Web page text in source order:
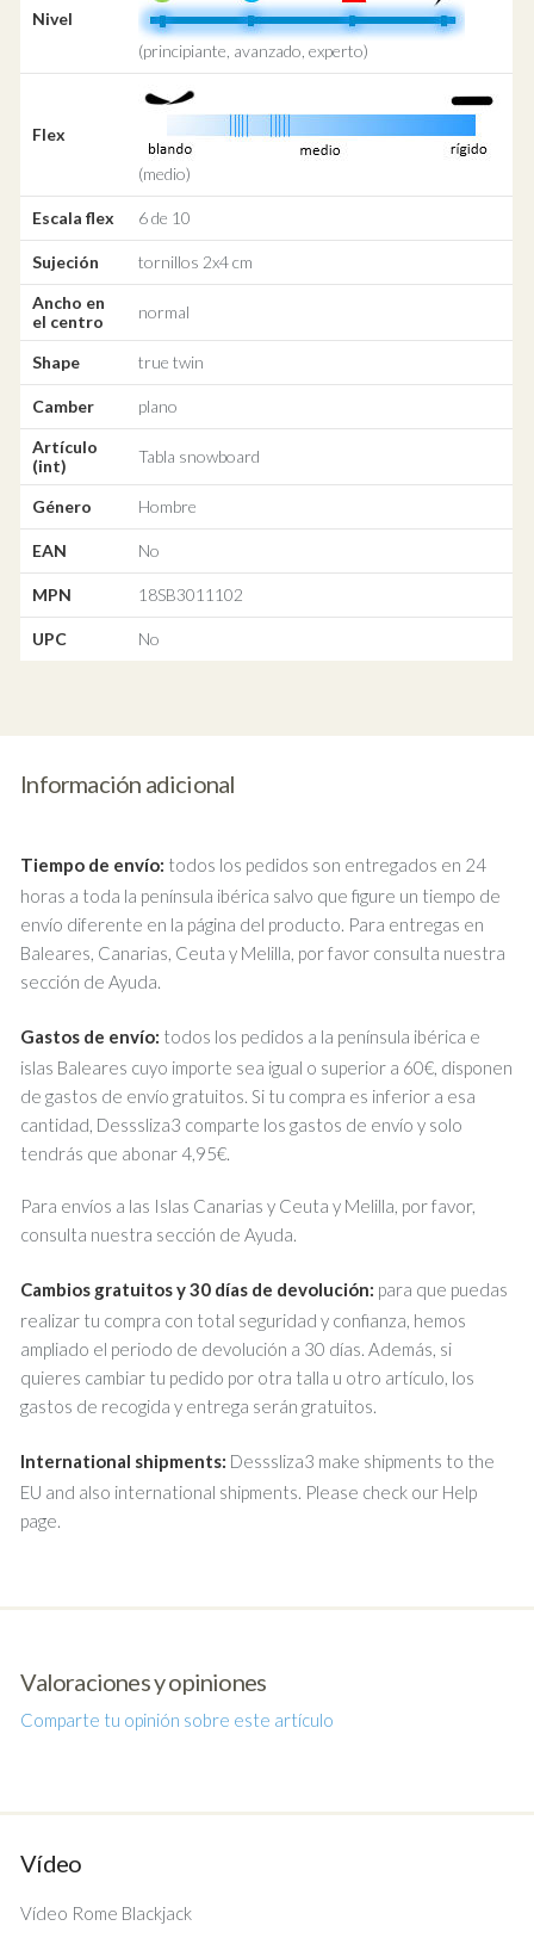
Nivel
(principiante, avanzado, experto)
Flex
(medio)
Escala flex 6 de 10
Sujeción
tornillos 2x4 cm
Ancho en
el centro
normal
Shape true twin
Camber
plano
Artículo
(int)
Tabla snowboard
Género Hombre
EAN No
MPN 18SB3011102
UPC No
Información adicional
Tiempo de envío: todos los pedidos son entregados en 24
horas a toda la península ibérica salvo que figure un tiempo de
envío diferente en la página del producto. Para entregas en
Baleares, Canarias, Ceuta y Melilla, por favor consulta nuestra
sección de Ayuda.
Gastos de envío: todos los pedidos a la península ibérica e
islas Baleares cuyo importe sea igual o superior a 60€, disponen
de gastos de envío gratuitos. Si tu compra es inferior a esa
cantidad, Desssliza3 comparte los gastos de envío y solo
tendrás que abonar 4,95€.
Para envíos a las Islas Canarias y Ceuta y Melilla, por favor,
consulta nuestra sección de Ayuda.
Cambios gratuitos y 30 días de devolución: para que puedas
realizar tu compra con total seguridad y confianza, hemos
ampliado el periodo de devolución a 30 días. Además, si
quieres cambiar tu pedido por otra talla u otro artículo, los
gastos de recogida y entrega serán gratuitos.
International shipments: Desssliza3 make shipments to the
EU and also international shipments. Please check our Help
page.
Valoraciones y opiniones
Comparte tu opinión sobre este artículo
Vídeo
Vídeo Rome Blackjack